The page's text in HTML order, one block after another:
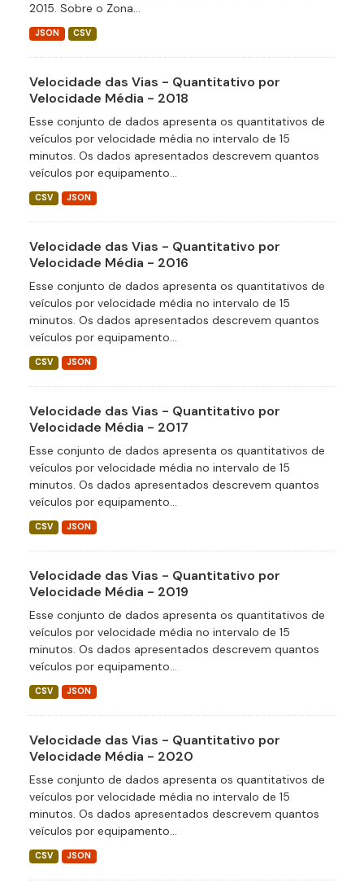
2015. Sobre o Zona...
JSON CSV
Velocidade das Vias - Quantitativo por
Velocidade Média - 2018
Esse conjunto de dados apresenta os quantitativos de
veículos por velocidade média no intervalo de 15
minutos. Os dados apresentados descrevem quantos
veículos por equipamento...
CSV JSON
Velocidade das Vias - Quantitativo por
Velocidade Média - 2016
Esse conjunto de dados apresenta os quantitativos de
veículos por velocidade média no intervalo de 15
minutos. Os dados apresentados descrevem quantos
veículos por equipamento...
CSV JSON
Velocidade das Vias - Quantitativo por
Velocidade Média - 2017
Esse conjunto de dados apresenta os quantitativos de
veículos por velocidade média no intervalo de 15
minutos. Os dados apresentados descrevem quantos
veículos por equipamento...
CSV JSON
Velocidade das Vias - Quantitativo por
Velocidade Média - 2019
Esse conjunto de dados apresenta os quantitativos de
veículos por velocidade média no intervalo de 15
minutos. Os dados apresentados descrevem quantos
veículos por equipamento...
CSV JSON
Velocidade das Vias - Quantitativo por
Velocidade Média - 2020
Esse conjunto de dados apresenta os quantitativos de
veículos por velocidade média no intervalo de 15
minutos. Os dados apresentados descrevem quantos
veículos por equipamento...
CSV JSON